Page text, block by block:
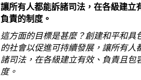
讓所有人都能訴諸司法，在各級建立
負責的制度。
這方面的目標是甚麼？創建和平和具
的社會以促進可持續發展，讓所有人
諸司法，在各級建立有效、負責且包
度。